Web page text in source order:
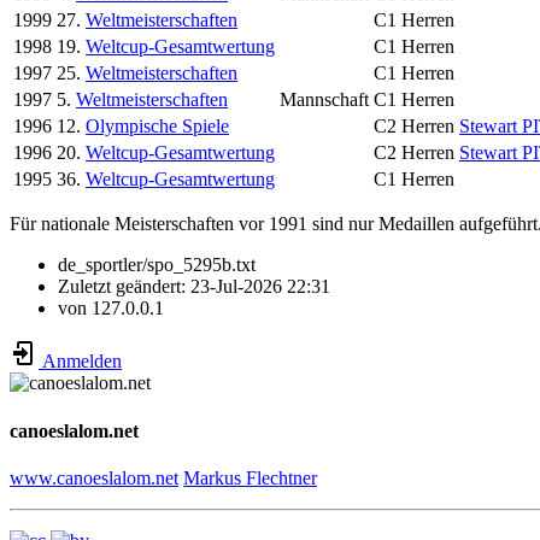
1999 27. Weltmeisterschaften
C1 Herren
1998 19. Weltcup-Gesamtwertung
C1 Herren
1997 25. Weltmeisterschaften
C1 Herren
1997 5. Weltmeisterschaften Mannschaft C1 Herren
1996 12. Olympische Spiele C2 Herren Stewart
1996 20. Weltcup-Gesamtwertung C2 Herren Stewart
1995 36. Weltcup-Gesamtwertung C1 Herren
Für nationale Meisterschaften vor 1991 sind nur Medaillen aufgeführt.
de_sportler/spo_5295b.txt
Zuletzt geändert: 23-Jul-2026 22:31
von 127.0.0.1
Anmelden
canoeslalom.net
www.canoeslalom.net Markus Flechtner